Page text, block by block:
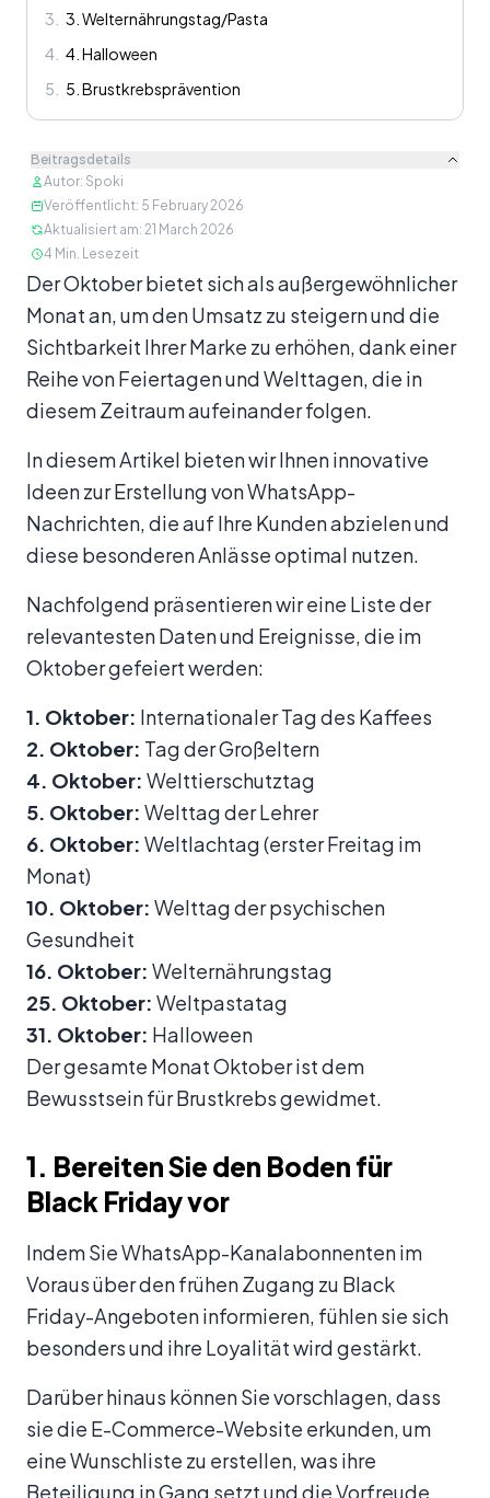
3
3. Welternährungstag/Pasta
4
4. Halloween
5
5. Brustkrebsprävention
Beitragsdetails
Autor: Spoki
Veröffentlicht: 5 February 2026
Aktualisiert am: 21 March 2026
4 Min. Lesezeit
Inhalt
Der Oktober bietet sich als außergewöhnlicher
Monat an, um den Umsatz zu steigern und die
Sichtbarkeit Ihrer Marke zu erhöhen, dank einer
Reihe von Feiertagen und Welttagen, die in
diesem Zeitraum aufeinander folgen.
In diesem Artikel bieten wir Ihnen innovative
Ideen zur Erstellung von WhatsApp-
Nachrichten, die auf Ihre Kunden abzielen und
diese besonderen Anlässe optimal nutzen.
Nachfolgend präsentieren wir eine Liste der
relevantesten Daten und Ereignisse, die im
Oktober gefeiert werden:
1. Oktober: Internationaler Tag des Kaffees
2. Oktober: Tag der Großeltern
4. Oktober: Welttierschutztag
5. Oktober: Welttag der Lehrer
6. Oktober: Weltlachtag (erster Freitag im
Monat)
10. Oktober: Welttag der psychischen
Gesundheit
16. Oktober: Welternährungstag
25. Oktober: Weltpastatag
31. Oktober: Halloween
Der gesamte Monat Oktober ist dem
Bewusstsein für Brustkrebs gewidmet.
1. Bereiten Sie den Boden für
Black Friday vor
Indem Sie WhatsApp-Kanalabonnenten im
Voraus über den frühen Zugang zu Black
Friday-Angeboten informieren, fühlen sie sich
besonders und ihre Loyalität wird gestärkt.
Darüber hinaus können Sie vorschlagen, dass
sie die E-Commerce-Website erkunden, um
eine Wunschliste zu erstellen, was ihre
Beteiligung in Gang setzt und die Vorfreude